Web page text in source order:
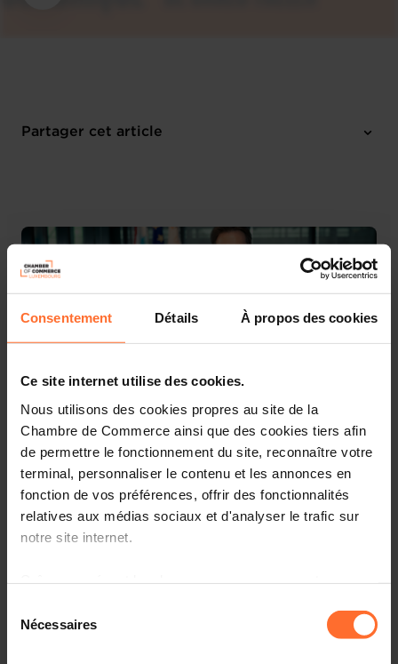
Consentement Détails À propos des cookies
Ce site internet utilise des cookies.
Nous utilisons des cookies propres au site de la
Chambre de Commerce ainsi que des cookies tiers afin
de permettre le fonctionnement du site, reconnaître votre
terminal, personnaliser le contenu et les annonces en
fonction de vos préférences, offrir des fonctionnalités
relatives aux médias sociaux et d'analyser le trafic sur
notre site internet.
à l’exception des cookies strictement nécessaires au
fonctionnement du site. Une description des différents
Nécessaires
Partager cet article
C’est la première fois dans l’histoire économique
contemporaine que l’Europe est dans la périphérie du
monde. N’ayant pas su capitaliser sur la révolution
technologique d’internet, le Vieux Continent se retrouve
aujourd’hui relégué à l’arrière-plan dans des domaines
géants américains est incontestable en matière
d’investissements privés, de puissance de calcul et de